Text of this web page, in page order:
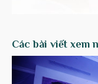
Các bài viết xem